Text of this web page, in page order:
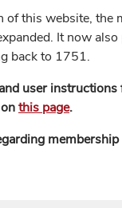
of this website, the
It now
back to 1751.
user
this page.